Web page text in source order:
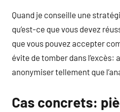
Quand je conseille une
qu’est-ce que vous devez
que vous pouvez accepter
évite de tomber dans l’excès:
anonymiser tellement que
Cas concrets: